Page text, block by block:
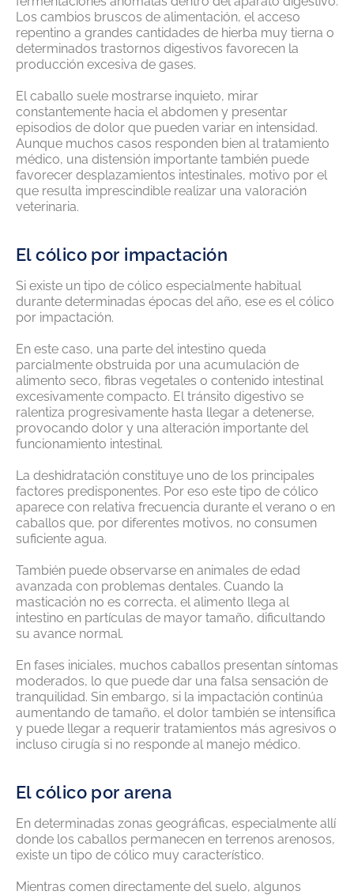
Los cambios bruscos de alimentación, el acceso
repentino a grandes cantidades de hierba muy tierna o
determinados trastornos digestivos favorecen la
producción excesiva de gases.
El caballo suele mostrarse inquieto, mirar
constantemente hacia el abdomen y presentar
episodios de dolor que pueden variar en intensidad.
Aunque muchos casos responden bien al tratamiento
médico, una distensión importante también puede
favorecer desplazamientos intestinales, motivo por el
que resulta imprescindible realizar una valoración
veterinaria.
El cólico por impactación
Si existe un tipo de cólico especialmente habitual
durante determinadas épocas del año, ese es el cólico
por impactación.
En este caso, una parte del intestino queda
parcialmente obstruida por una acumulación de
alimento seco, fibras vegetales o contenido intestinal
excesivamente compacto. El tránsito digestivo se
ralentiza progresivamente hasta llegar a detenerse,
provocando dolor y una alteración importante del
funcionamiento intestinal.
La deshidratación constituye uno de los principales
factores predisponentes. Por eso este tipo de cólico
aparece con relativa frecuencia durante el verano o en
caballos que, por diferentes motivos, no consumen
suficiente agua.
También puede observarse en animales de edad
avanzada con problemas dentales. Cuando la
masticación no es correcta, el alimento llega al
intestino en partículas de mayor tamaño, dificultando
su avance normal.
En fases iniciales, muchos caballos presentan síntomas
moderados, lo que puede dar una falsa sensación de
tranquilidad. Sin embargo, si la impactación continúa
aumentando de tamaño, el dolor también se intensifica
y puede llegar a requerir tratamientos más agresivos o
incluso cirugía si no responde al manejo médico.
El cólico por arena
En determinadas zonas geográficas, especialmente allí
donde los caballos permanecen en terrenos arenosos,
existe un tipo de cólico muy característico.
Mientras comen directamente del suelo, algunos